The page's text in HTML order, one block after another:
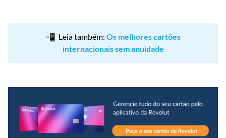
📲 Leia também: Os melhores cartões
internacionais sem anuidade